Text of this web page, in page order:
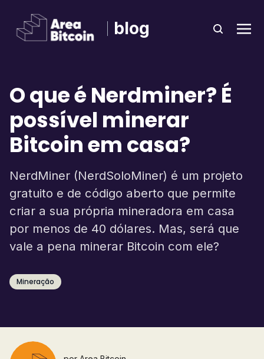
blog
O que é Nerdminer? É
possível minerar
Bitcoin em casa?
NerdMiner (NerdSoloMiner) é um projeto
gratuito e de código aberto que permite
criar a sua própria mineradora em casa
por menos de 40 dólares. Mas, será que
vale a pena minerar Bitcoin com ele?
Mineração